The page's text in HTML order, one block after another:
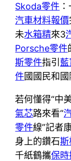
Skoda零件
汽車材料報價
未水箱精來3
Porsche零件
斯零件指引
件國國民和
若何懂得“中
氣芯路來看“
零件線”記者
身上的鑽石
千紙鶴攜保